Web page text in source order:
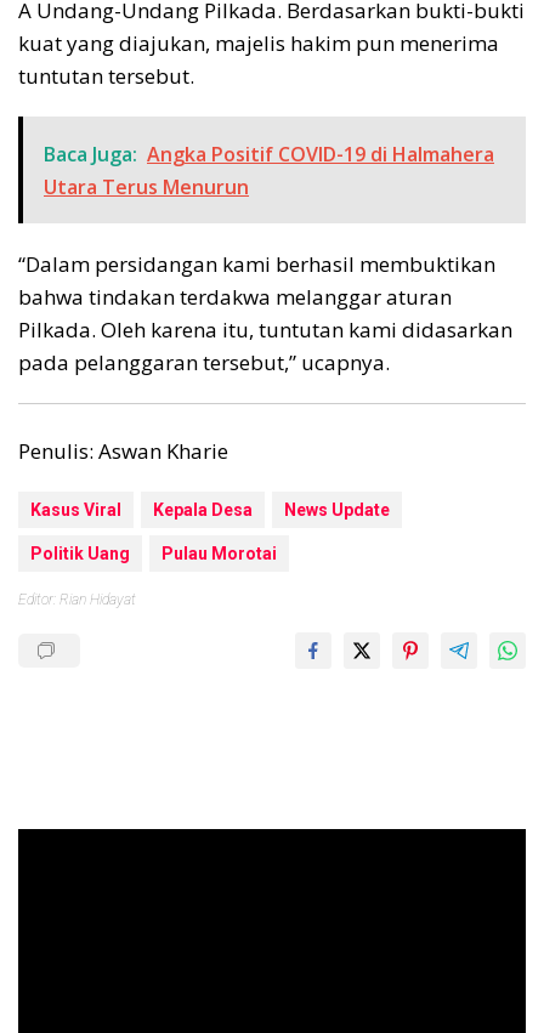
A Undang-Undang Pilkada. Berdasarkan bukti-bukti
kuat yang diajukan, majelis hakim pun menerima
tuntutan tersebut.
Baca Juga: Angka Positif COVID-19 di Halmahera
Utara Terus Menurun
“Dalam persidangan kami berhasil membuktikan
bahwa tindakan terdakwa melanggar aturan
Pilkada. Oleh karena itu, tuntutan kami didasarkan
pada pelanggaran tersebut,” ucapnya.
Penulis: Aswan Kharie
Kasus Viral Kepala Desa News Update
Politik Uang Pulau Morotai
Editor: Rian Hidayat